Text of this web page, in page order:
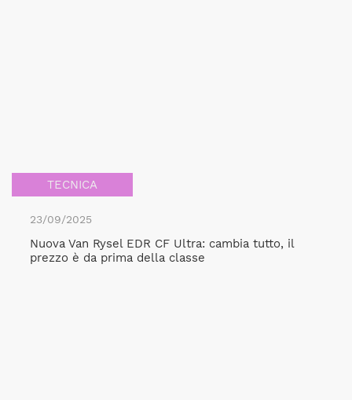
TECNICA
23/09/2025
Nuova Van Rysel EDR CF Ultra: cambia tutto, il
prezzo è da prima della classe